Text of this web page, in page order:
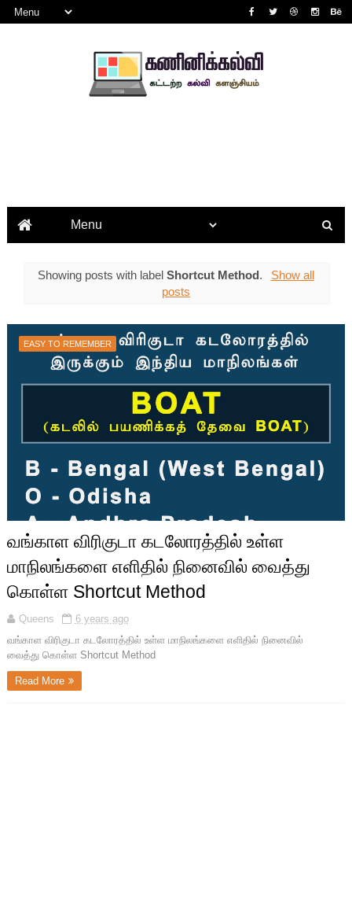
Showing posts with labelShortcut Method.
Show all
posts
EASY TO REMEMBER
வங்காள விரிகுடா கடலோரத்தில் உள்ள
மாநிலங்களை எளிதில் நினைவில் வைத்து
கொள்ள Shortcut Method
Queens
6 years ago
வங்காள விரிகுடா கடலோரத்தில் உள்ள மாநிலங்களை எளிதில் நினைவில்
வைத்து கொள்ள Shortcut Method
Read More